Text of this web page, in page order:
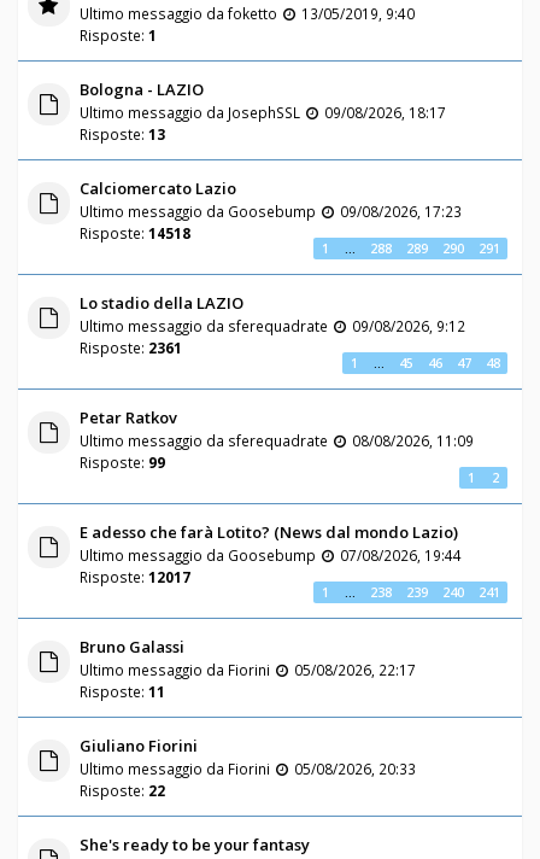
Ultimo messaggio da foketto
13/05/2019, 9:40
Risposte: 1
Bologna - LAZIO
Ultimo messaggio da JosephSSL
09/08/2026, 18:17
Risposte: 13
Calciomercato Lazio
Ultimo messaggio da Goosebump
09/08/2026, 17:23
Risposte: 14518
1 288 289 290 291
Lo stadio della LAZIO
Ultimo messaggio da sferequadrate
09/08/2026, 9:12
Risposte: 2361
1 45 46 47 48
Petar Ratkov
Ultimo messaggio da sferequadrate
08/08/2026, 11:09
Risposte: 99
1 2
E adesso che farà Lotito? (News dal mondo Lazio)
Ultimo messaggio da Goosebump
07/08/2026, 19:44
Risposte: 12017
1 238 239 240 241
Bruno Galassi
Ultimo messaggio da Fiorini
05/08/2026, 22:17
Risposte: 11
Giuliano Fiorini
Ultimo messaggio da Fiorini
05/08/2026, 20:33
Risposte: 22
She's ready to be your fantasy